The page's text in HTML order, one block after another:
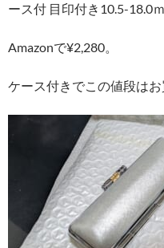
ース付 目印付き10.5-18.0
Amazonで¥2,280。
ケース付きでこの値段はお